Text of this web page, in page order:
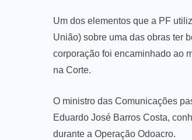
Um dos elementos que a PF
União) sobre uma das obras ter
corporação foi encaminhado ao
na Corte.
O ministro das Comunicações
Eduardo José Barros Costa,
durante a Operação Odoacro.